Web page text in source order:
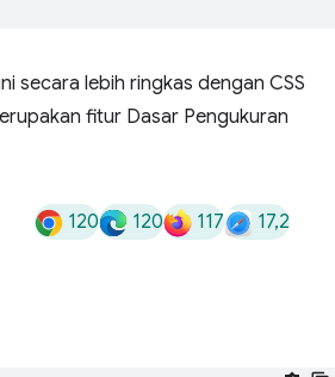
secara lebih ringkas dengan CSS
fitur Dasar Pengukuran
120 120 117 17,2